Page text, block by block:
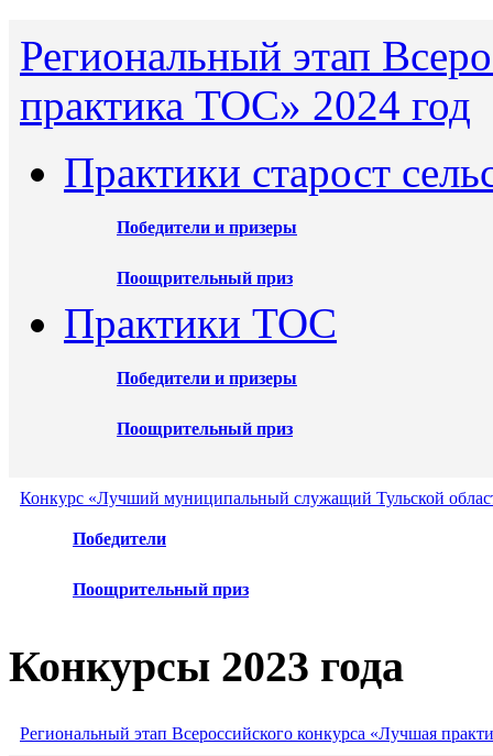
Региональный этап
практика ТОС» 2024 год
Практики старост
Победители и призеры
Поощрительный приз
Практики ТОС
Победители и призеры
Поощрительный приз
Конкурс «Лучший муниципальный служащий Тульской
Победители
Поощрительный приз
Конкурсы 2023 года
Региональный этап Всероссийского конкурса «Лучшая